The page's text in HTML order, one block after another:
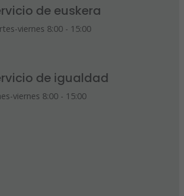
de euskera
viernes 8:00 - 15:00
de igualdad
viernes 8:00 - 15:00